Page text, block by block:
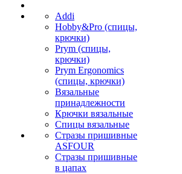
Addi
Hobby&Pro (спицы,
крючки)
Prym (спицы,
крючки)
Prym Ergonomics
(спицы, крючки)
Вязальные
принадлежности
Крючки вязальные
Спицы вязальные
Стразы пришивные
ASFOUR
Стразы пришивные
в цапах